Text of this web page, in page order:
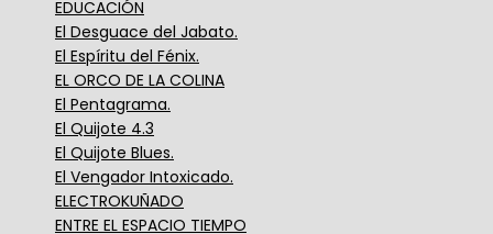
EDUCACIÓN
El Desguace del Jabato.
El Espíritu del Fénix.
EL ORCO DE LA COLINA
El Pentagrama.
El Quijote 4.3
El Quijote Blues.
El Vengador Intoxicado.
ELECTROKUÑADO
ENTRE EL ESPACIO TIEMPO